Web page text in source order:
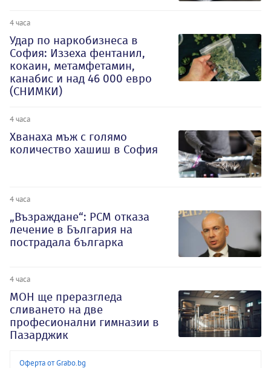
4 часа
Удар по наркобизнеса в
София: Иззеха фентанил,
кокаин, метамфетамин,
канабис и над 46 000 евро
(СНИМКИ)
4 часа
Хванаха мъж с голямо
количество хашиш в София
4 часа
„Възраждане“: РСМ отказа
лечение в България на
пострадала българка
4 часа
МОН ще преразгледа
сливането на две
професионални гимназии в
Пазарджик
Оферта от Grabo.bg